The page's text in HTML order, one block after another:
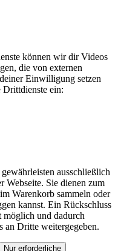
können wir dir Videos
die von externen
Einwilligung setzen
Drittdienste ein:
ausschließlich
Webseite. Sie dienen zum
Warenkorb sammeln oder
kannst. Ein Rückschluss
und dadurch
an Dritte weitergegeben.
Nur erforderliche